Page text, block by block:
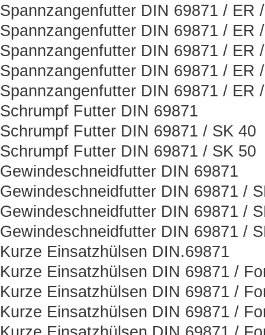
Spannzangenfutter DIN 69871 / ER
Spannzangenfutter DIN 69871 / ER
Spannzangenfutter DIN 69871 / ER
Spannzangenfutter DIN 69871 / ER
Spannzangenfutter DIN 69871 / ER
Schrumpf Futter DIN 69871
Schrumpf Futter DIN 69871 / SK 40
Schrumpf Futter DIN 69871 / SK 50
Gewindeschneidfutter DIN 69871
Gewindeschneidfutter DIN 69871 /
Gewindeschneidfutter DIN 69871 /
Gewindeschneidfutter DIN 69871 /
Kurze Einsatzhülsen DIN.69871
Kurze Einsatzhülsen DIN 69871 /
Kurze Einsatzhülsen DIN 69871 /
Kurze Einsatzhülsen DIN 69871 /